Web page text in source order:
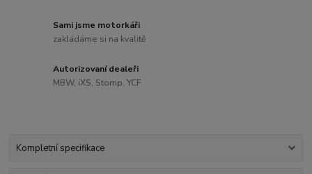
Sami jsme motorkáři
zakládáme si na kvalitě
Autorizovaní dealeři
MBW, iXS, Stomp, YCF
Kompletní specifikace